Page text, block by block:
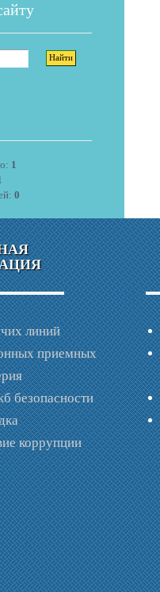
1
0
линий
приемных
безопасности
коррупции